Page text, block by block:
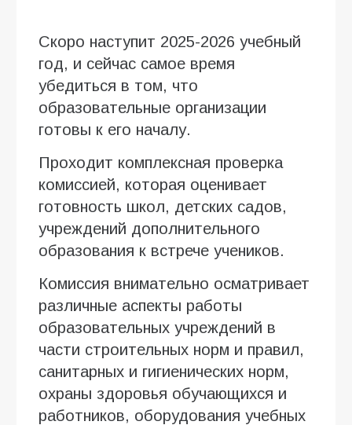
Скоро наступит 2025-2026 учебный
год, и сейчас самое время
убедиться в том, что
образовательные организации
готовы к его началу.
Проходит комплексная проверка
комиссией, которая оценивает
готовность школ, детских садов,
учреждений дополнительного
образования к встрече учеников.
Комиссия внимательно осматривает
различные аспекты работы
образовательных учреждений в
части строительных норм и правил,
санитарных и гигиенических норм,
охраны здоровья обучающихся и
работников, оборудования учебных